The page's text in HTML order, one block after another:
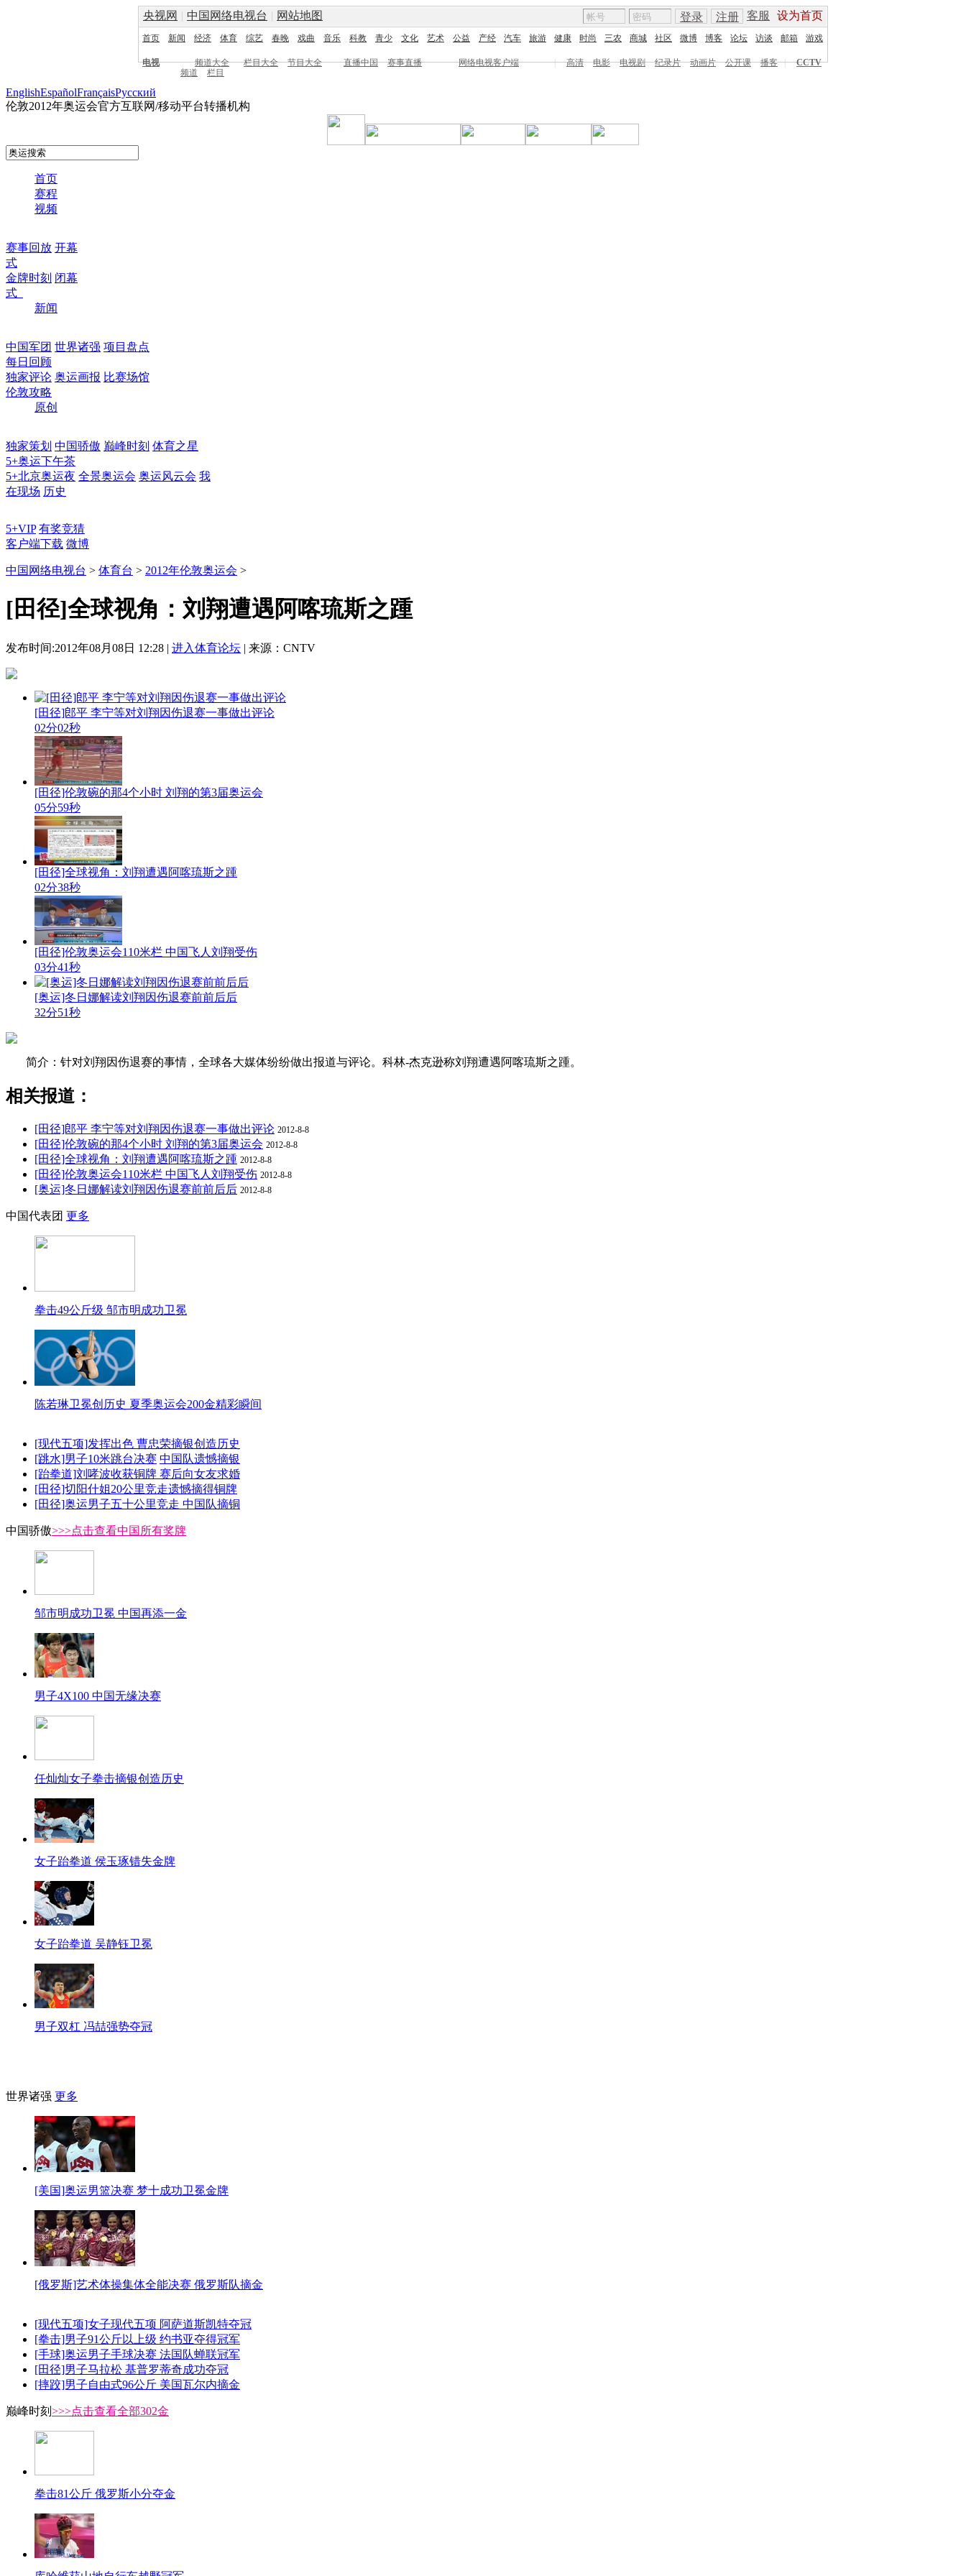
央视网 | 中国网络电视台 | 网站地图 客服 设为首页
登录 注册
首页 新闻 经济 体育 综艺 春晚 戏曲 音乐 科教 青少 文化 艺术 公益 产经 汽车 旅游 健康 时尚 三农 商城 社区 微博 博客 论坛 访谈 邮箱 游戏
电视 频道大全 栏目大全 节目大全 直播中国 赛事直播 网络电视客户端 | 高清 电影 电视剧 纪录片 动画片 公开课 播客 |
CCTV
频道
栏目
EnglishEspañolFrançaisPусский
伦敦2012年奥运会官方互联网/移动平台转播机构
首页
赛程
视频
赛事回放 开幕
式
金牌时刻 闭幕
式
新闻
中国军团 世界诸强 项目盘点
每日回顾
独家评论 奥运画报 比赛场馆
伦敦攻略
原创
独家策划 中国骄傲 巅峰时刻 体育之星
5+奥运下午茶
5+北京奥运夜 全景奥运会 奥运风云会 我
在现场 历史
5+VIP 有奖竞猜
客户端下载 微博
中国网络电视台 > 体育台 > 2012年伦敦奥运会 >
[田径]全球视角：刘翔遭遇阿喀琉斯之踵
发布时间:2012年08月08日 12:28 | 进入体育论坛 | 来源：CNTV
[田径]郎平 李宁等对刘翔因伤退赛一事做出评论
02分02秒
[田径]伦敦碗的那4个小时 刘翔的第3届奥运会
05分59秒
[田径]全球视角：刘翔遭遇阿喀琉斯之踵
02分38秒
[田径]伦敦奥运会110米栏 中国飞人刘翔受伤
03分41秒
[奥运]冬日娜解读刘翔因伤退赛前前后后
32分51秒
简介：针对刘翔因伤退赛的事情，全球各大媒体纷纷做出报道与评论。科林-杰克逊称刘翔遭遇阿喀琉斯之踵。
相关报道：
[田径]郎平 李宁等对刘翔因伤退赛一事做出评论 2012-8-8
[田径]伦敦碗的那4个小时 刘翔的第3届奥运会 2012-8-8
[田径]全球视角：刘翔遭遇阿喀琉斯之踵 2012-8-8
[田径]伦敦奥运会110米栏 中国飞人刘翔受伤 2012-8-8
[奥运]冬日娜解读刘翔因伤退赛前前后后 2012-8-8
中国代表团 更多
拳击49公斤级 邹市明成功卫冕
陈若琳卫冕创历史 夏季奥运会200金精彩瞬间
[现代五项]发挥出色 曹忠荣摘银创造历史
[跳水]男子10米跳台决赛 中国队遗憾摘银
[跆拳道]刘哮波收获铜牌 赛后向女友求婚
[田径]切阳什姐20公里竞走遗憾摘得铜牌
[田径]奥运男子五十公里竞走 中国队摘铜
中国骄傲>>>点击查看中国所有奖牌
邹市明成功卫冕 中国再添一金
男子4X100 中国无缘决赛
任灿灿女子拳击摘银创造历史
女子跆拳道 侯玉琢错失金牌
女子跆拳道 吴静钰卫冕
男子双杠 冯喆强势夺冠
世界诸强 更多
[美国]奥运男篮决赛 梦十成功卫冕金牌
[俄罗斯]艺术体操集体全能决赛 俄罗斯队摘金
[现代五项]女子现代五项 阿萨道斯凯特夺冠
[拳击]男子91公斤以上级 约书亚夺得冠军
[手球]奥运男子手球决赛 法国队蝉联冠军
[田径]男子马拉松 基普罗蒂奇成功夺冠
[摔跤]男子自由式96公斤 美国瓦尔内摘金
巅峰时刻 >>>点击查看全部302金
拳击81公斤 俄罗斯小分夺金